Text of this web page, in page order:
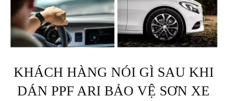
KHÁCH HÀNG NÓI GÌ SAU KHI
DÁN PPF ARI BẢO VỆ SƠN XE